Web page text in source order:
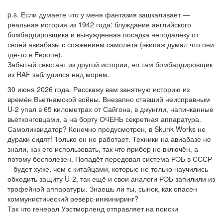
p.s. Если думаете что у меня фантазия зашкаливает —
реальная история из 1942 года: блуждание английского
бомбардировщика и вынужденная посадка неподалёку от
своей авиабазы с сожжением самолёта (экипаж думал что они
где-то в Европе).
Забытый секстант из другой истории, но там бомбардировщик
из RAF заблудился над морем.
30 июня 2026 года. Расскажу вам занятную историю из
времён Вьетнамской войны. Внезапно ставший неисправным
U-2 упал в 65 километрах от Сайгона, в джунгли, напичканные
вьетконговцами, а на борту ОЧЕНЬ секретная аппаратура.
Самоликвидатор? Конечно предусмотрен, в Skunk Works не
дураки сидят! Только он не работает. Техники на авиабазе не
знали, как его использовать, так что прибор не включён, а
потому бесполезен. Попадёт передовая система РЭБ в СССР
– будет хуже, чем с китайцами, которые не только научились
обходить защиту U-2, так ещё и свои аналоги РЭБ запилили из
трофейной аппаратуры. Знаешь ли ты, сынок, как опасен
коммунистический реверс-инжиниринг?
Так что генерал Уэстморленд отправляет на поиски